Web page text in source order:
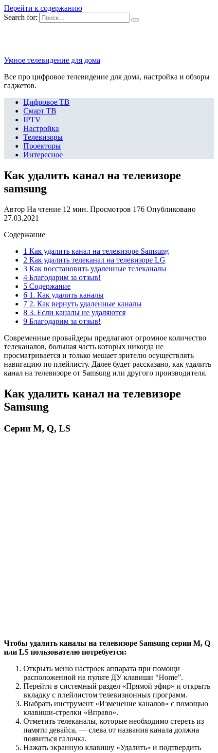
Перейти к содержанию
Search for:
Умное телевидение для дома
Все про цифровое телевидение для дома, настройка и обзоры
гаджетов.
Цифровое ТВ
Смарт ТВ
IPTV
Настройка
Телевизоры
Проекторы
Интересное
Как удалить канал на телевизоре
samsung
Автор На чтение 12 мин. Просмотров 176 Опубликовано
27.03.2021
Содержание
1 Как удалить канал на телевизоре Samsung
2 Как удалить телеканал на телевизоре LG
3 Как восстановить удаленные телеканалы
4 Благодарим за отзыв!
5 Содержание
6 1. Как удалить каналы
7 2. Как вернуть удаленные каналы
8 3. Если каналы не удаляются
9 Благодарим за отзыв!
Современные провайдеры предлагают огромное количество
телеканалов, большая часть которых никогда не
просматривается и только мешает зрителю осуществлять
навигацию по плейлисту. Далее будет рассказано, как удалить
канал на телевизоре от Samsung или другого производителя.
Как удалить канал на телевизоре
Samsung
Серии M, Q, LS
Чтобы удалить каналы на телевизоре Samsung серии М, Q
или LS пользователю потребуется:
Открыть меню настроек аппарата при помощи
расположенной на пульте ДУ клавиши “Home”.
Перейти в системный раздел «Прямой эфир» и открыть
вкладку с плейлистом телевизионных программ.
Выбрать инструмент «Изменение каналов» с помощью
клавиши-стрелки «Вправо».
Отметить телеканалы, которые необходимо стереть из
памяти девайса, — слева от названия канала должна
появиться галочка.
Нажать экранную клавишу «Удалить» и подтвердить